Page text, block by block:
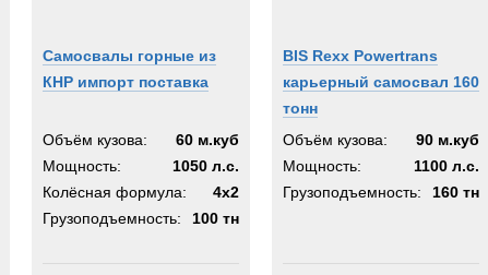
Самосвалы горные из
КНР импорт поставка
Объём кузова:
60 м.куб
Мощность:
1050 л.с.
Колёсная формула:
4х2
Грузоподъемность:
100 тн
BIS Rexx Powertrans
карьерный самосвал 160
тонн
Объём кузова:
90 м.куб
Мощность:
1100 л.с.
Грузоподъемность:
160 тн